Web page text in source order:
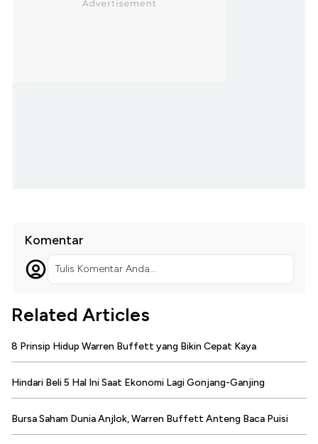
Komentar
Tulis Komentar Anda...
Related Articles
8 Prinsip Hidup Warren Buffett yang Bikin Cepat Kaya
Hindari Beli 5 Hal Ini Saat Ekonomi Lagi Gonjang-Ganjing
Bursa Saham Dunia Anjlok, Warren Buffett Anteng Baca Puisi